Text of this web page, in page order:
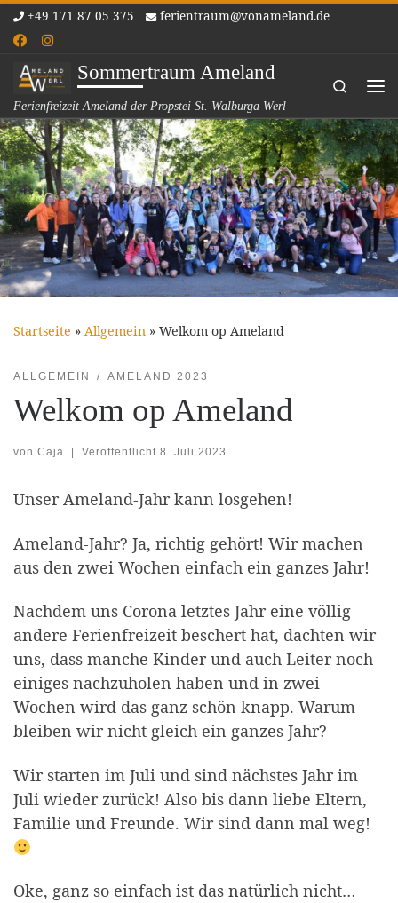
Zum Inhalt springen
+49 171 87 05 375 ferientraum@vonameland.de
Sommertraum Ameland
Ferienfreizeit Ameland der Propstei St. Walburga Werl
Search
Startseite » Allgemein » Welkom op Ameland
ALLGEMEIN AMELAND 2023
Welkom op Ameland
von Caja Veröffentlicht 8. Juli 2023
Unser Ameland-Jahr kann losgehen!
Ameland-Jahr? Ja, richtig gehört! Wir machen
aus den zwei Wochen einfach ein ganzes Jahr!
Nachdem uns Corona letztes Jahr eine völlig
andere Ferienfreizeit beschert hat, dachten wir
uns, dass manche Kinder und auch Leiter noch
einiges nachzuholen haben und in zwei
Wochen wird das ganz schön knapp. Warum
bleiben wir nicht gleich ein ganzes Jahr?
Wir starten im Juli und sind nächstes Jahr im
Juli wieder zurück! Also bis dann liebe Eltern,
Familie und Freunde. Wir sind dann mal weg!
Oke, ganz so einfach ist das natürlich nicht…